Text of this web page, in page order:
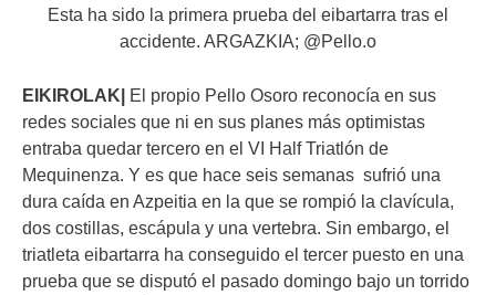
Esta ha sido la primera prueba del eibartarra tras el
accidente. ARGAZKIA; @Pello.o
EIKIROLAK| El propio Pello Osoro reconocía en sus
redes sociales que ni en sus planes más optimistas
entraba quedar tercero en el VI Half Triatlón de
Mequinenza. Y es que hace seis semanas sufrió una
dura caída en Azpeitia en la que se rompió la clavícula,
dos costillas, escápula y una vertebra. Sin embargo, el
triatleta eibartarra ha conseguido el tercer puesto en una
prueba que se disputó el pasado domingo bajo un torrido